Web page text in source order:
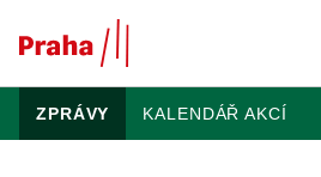
ZPRÁVY KALENDÁŘ AKCÍ